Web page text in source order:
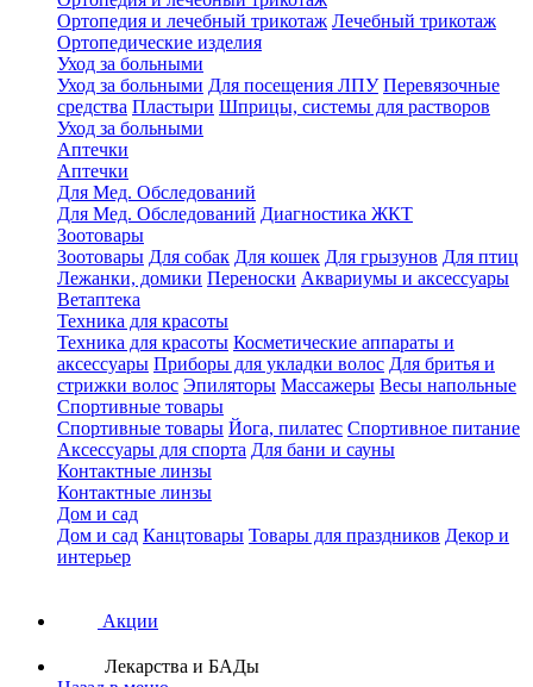
Ортопедия и лечебный трикотаж Лечебный трикотаж
Ортопедические изделия
Уход за больными
Уход за больными Для посещения ЛПУ Перевязочные
средства Пластыри Шприцы, системы для растворов
Уход за больными
Аптечки
Аптечки
Для Мед. Обследований
Для Мед. Обследований Диагностика ЖКТ
Зоотовары
Зоотовары Для собак Для кошек Для грызунов Для птиц
Лежанки, домики Переноски Аквариумы и аксессуары
Ветаптека
Техника для красоты
Техника для красоты Косметические аппараты и
аксессуары Приборы для укладки волос Для бритья и
стрижки волос Эпиляторы Массажеры Весы напольные
Спортивные товары
Спортивные товары Йога, пилатес Спортивное питание
Аксессуары для спорта Для бани и сауны
Контактные линзы
Контактные линзы
Дом и сад
Дом и сад Канцтовары Товары для праздников Декор и
интерьер
Акции
Лекарства и БАДы